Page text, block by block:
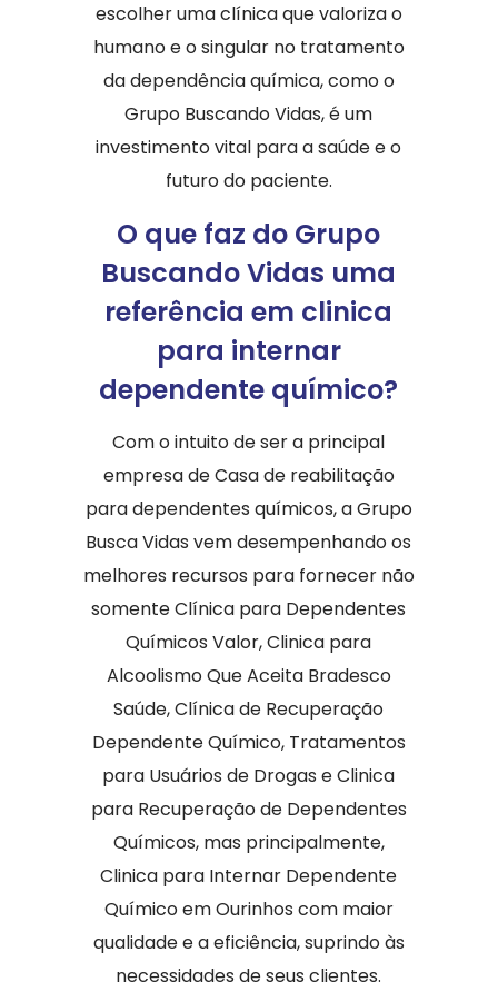
escolher uma clínica que valoriza o
humano e o singular no tratamento
da dependência química, como o
Grupo Buscando Vidas, é um
investimento vital para a saúde e o
futuro do paciente.
O que faz do Grupo
Buscando Vidas uma
referência em clinica
para internar
dependente químico?
Com o intuito de ser a principal
empresa de Casa de reabilitação
para dependentes químicos, a Grupo
Busca Vidas vem desempenhando os
melhores recursos para fornecer não
somente Clínica para Dependentes
Químicos Valor, Clinica para
Alcoolismo Que Aceita Bradesco
Saúde, Clínica de Recuperação
Dependente Químico, Tratamentos
para Usuários de Drogas e Clinica
para Recuperação de Dependentes
Químicos, mas principalmente,
Clinica para Internar Dependente
Químico em Ourinhos com maior
qualidade e a eficiência, suprindo às
necessidades de seus clientes.